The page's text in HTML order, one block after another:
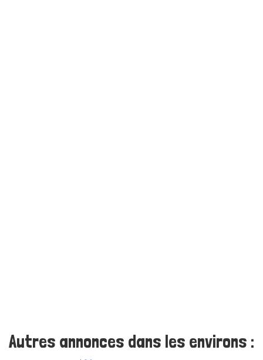
Autres annonces dans les environs :